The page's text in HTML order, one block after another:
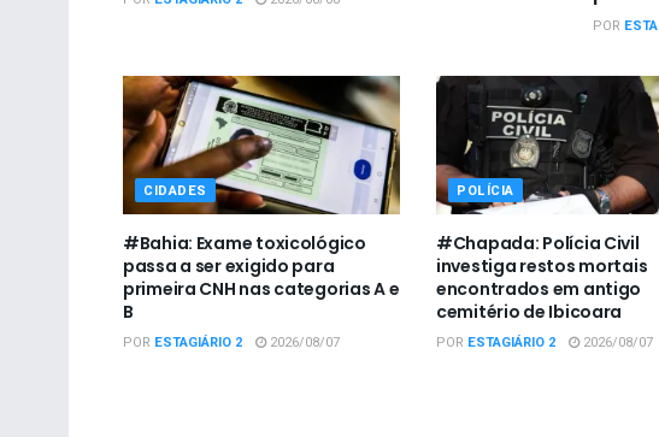
POR
CIDADES
#Bahia: Exame toxicológico
passa a ser exigido para
primeira CNH nas categorias A e
B
POR ESTAGIÁRIO 2 2026/08/07
POLÍCIA
#Chapada: Polícia Civil
investiga restos mortais
encontrados em antigo
cemitério de Ibicoara
POR ESTAGIÁRIO 2 2026/08/07